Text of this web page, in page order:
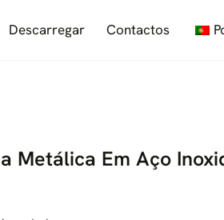
Descarregar Contactos
Metálica Em Aço